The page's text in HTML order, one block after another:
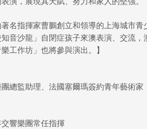
名指揮家曹鵬創立和領導的上海城市青
音沙龍」自閉症孩子來澳表演、交流，
工作坊」也將參與演出。】
總監助理、法國塞爾瑪簽約青年藝術家
響樂團常任指揮